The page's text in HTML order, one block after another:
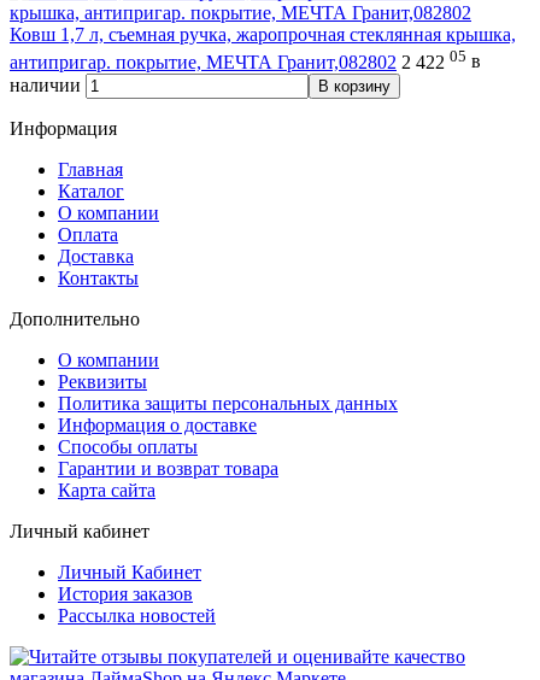
Ковш 1,7 л, съемная ручка, жаропрочная стеклянная крышка,
антипригар. покрытие, МЕЧТА Гранит,082802 2 422 05 в
наличии
В корзину
Информация
Главная
Каталог
О компании
Оплата
Доставка
Контакты
Дополнительно
О компании
Реквизиты
Политика защиты персональных данных
Информация о доставке
Способы оплаты
Гарантии и возврат товара
Карта сайта
Личный кабинет
Личный Кабинет
История заказов
Рассылка новостей